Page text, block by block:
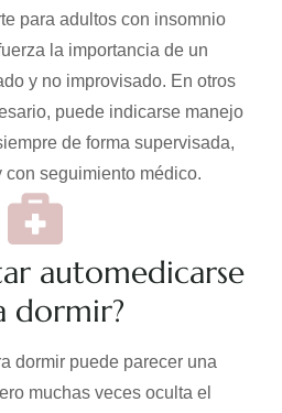
para adultos con insomnio
la importancia de un
y no improvisado. En otros
puede indicarse manejo
de forma supervisada,
seguimiento médico.
automedicarse
dormir?
dormir puede parecer una
muchas veces oculta el